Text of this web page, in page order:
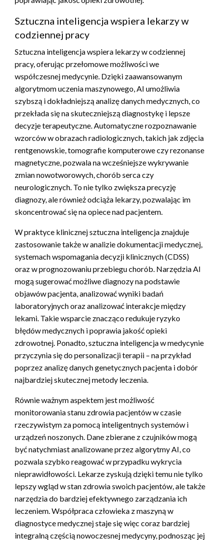
Sztuczna inteligencja wspiera lekarzy w
codziennej pracy
Sztuczna inteligencja wspiera lekarzy w codziennej
pracy, oferując przełomowe możliwości we
współczesnej medycynie. Dzięki zaawansowanym
algorytmom uczenia maszynowego, AI umożliwia
szybszą i dokładniejszą analizę danych medycznych, co
przekłada się na skuteczniejszą diagnostykę i lepsze
decyzje terapeutyczne. Automatyczne rozpoznawanie
wzorców w obrazach radiologicznych, takich jak zdjęcia
rentgenowskie, tomografie komputerowe czy rezonanse
magnetyczne, pozwala na wcześniejsze wykrywanie
zmian nowotworowych, chorób serca czy
neurologicznych. To nie tylko zwiększa precyzję
diagnozy, ale również odciąża lekarzy, pozwalając im
skoncentrować się na opiece nad pacjentem.
W praktyce klinicznej sztuczna inteligencja znajduje
zastosowanie także w analizie dokumentacji medycznej,
systemach wspomagania decyzji klinicznych (CDSS)
oraz w prognozowaniu przebiegu chorób. Narzędzia AI
mogą sugerować możliwe diagnozy na podstawie
objawów pacjenta, analizować wyniki badań
laboratoryjnych oraz analizować interakcje między
lekami. Takie wsparcie znacząco redukuje ryzyko
błędów medycznych i poprawia jakość opieki
zdrowotnej. Ponadto, sztuczna inteligencja w medycynie
przyczynia się do personalizacji terapii – na przykład
poprzez analizę danych genetycznych pacjenta i dobór
najbardziej skutecznej metody leczenia.
Równie ważnym aspektem jest możliwość
monitorowania stanu zdrowia pacjentów w czasie
rzeczywistym za pomocą inteligentnych systemów i
urządzeń noszonych. Dane zbierane z czujników mogą
być natychmiast analizowane przez algorytmy AI, co
pozwala szybko reagować w przypadku wykrycia
nieprawidłowości. Lekarze zyskują dzięki temu nie tylko
lepszy wgląd w stan zdrowia swoich pacjentów, ale także
narzędzia do bardziej efektywnego zarządzania ich
leczeniem. Współpraca człowieka z maszyną w
diagnostyce medycznej staje się więc coraz bardziej
integralną częścią nowoczesnej medycyny, podnosząc jej